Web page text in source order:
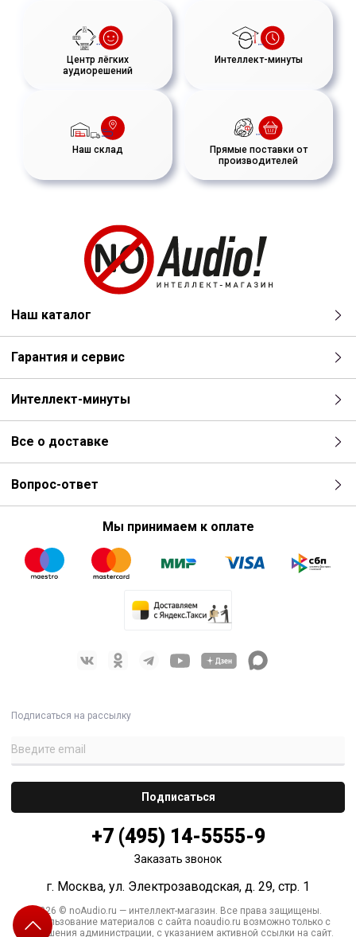
Центр лёгких
аудиорешений
Интеллект-минуты
Наш склад
Прямые поставки от
производителей
Наш каталог
Гарантия и сервис
Интеллект-минуты
Все о доставке
Вопрос-ответ
Мы принимаем к оплате
Подписаться на рассылку
+7 (495) 14-5555-9
Заказать звонок
г. Москва, ул. Электрозаводская, д. 29, стр. 1
2026 © noAudio.ru — интеллект-магазин. Все права защищены.
Использование материалов с сайта noaudio.ru возможно только с
разрешения администрации, с указанием активной ссылки на сайт.